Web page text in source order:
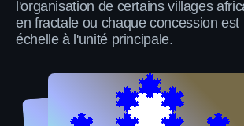
l'organisation de certains villages
en fractale ou chaque concession est
échelle à l'unité principale.